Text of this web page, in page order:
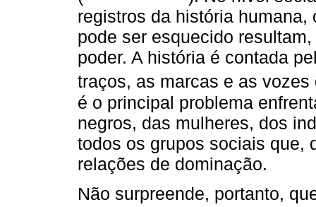
registros da história
pode ser esquecido
poder. A história é contada
traços, as marcas e as vozes
é o principal problema
negros, das mulheres, dos
todos os grupos sociais que,
relações de dominação.
Não surpreende, portanto,